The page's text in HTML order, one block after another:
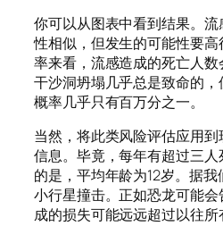
你可以从图表中看到结果。
性相似，但发生的可能性要
率来看，流感造成的死亡人数
干沙洞坍塌几乎总是致命的
概率几乎只有百万分之一。
当然，将此类风险评估应用
信息。毕竟，每年有超过三
的是，平均年龄为12岁。据
小行星撞击。正如恐龙可能
成的损失可能远远超过以往所